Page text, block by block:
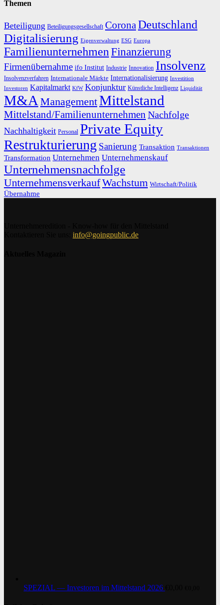
Themen
Beteiligung Beteiligungsgesellschaft Corona Deutschland
Digitalisierung Eigenverwaltung ESG Europa
Familienunternehmen Finanzierung
Firmenübernahme ifo Institut Industrie Innovation Insolvenz
Insolvenzverfahren Internationale Märkte Internationalisierung Investition
Investoren Kapitalmarkt KfW Konjunktur Künstliche Intelligenz Liquidität
M&A ManagementMittelstand
Mittelstand/Familienunternehmen Nachfolge
Nachhaltigkeit Personal Private Equity
Restrukturierung Sanierung Transaktion Transaktionen
Transformation Unternehmen Unternehmenskauf
Unternehmensnachfolge
UnternehmensverkaufWachstum Wirtschaft/Politik
Übernahme
info@goingpublic.de
SPEZIAL — Investoren im Mittelstand 2026